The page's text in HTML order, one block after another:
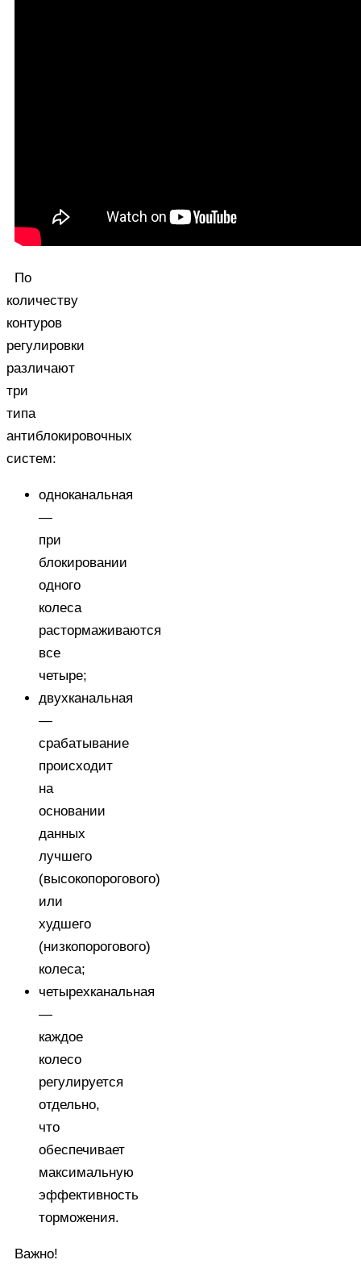
По
количеству
контуров
регулировки
различают
три
типа
антиблокировочных
систем:
одноканальная
—
при
блокировании
одного
колеса
растормаживаются
все
четыре;
двухканальная
—
срабатывание
происходит
на
основании
данных
лучшего
(высокопорогового)
или
худшего
(низкопорогового)
колеса;
четырехканальная
—
каждое
колесо
регулируется
отдельно,
что
обеспечивает
максимальную
эффективность
торможения.
Важно!